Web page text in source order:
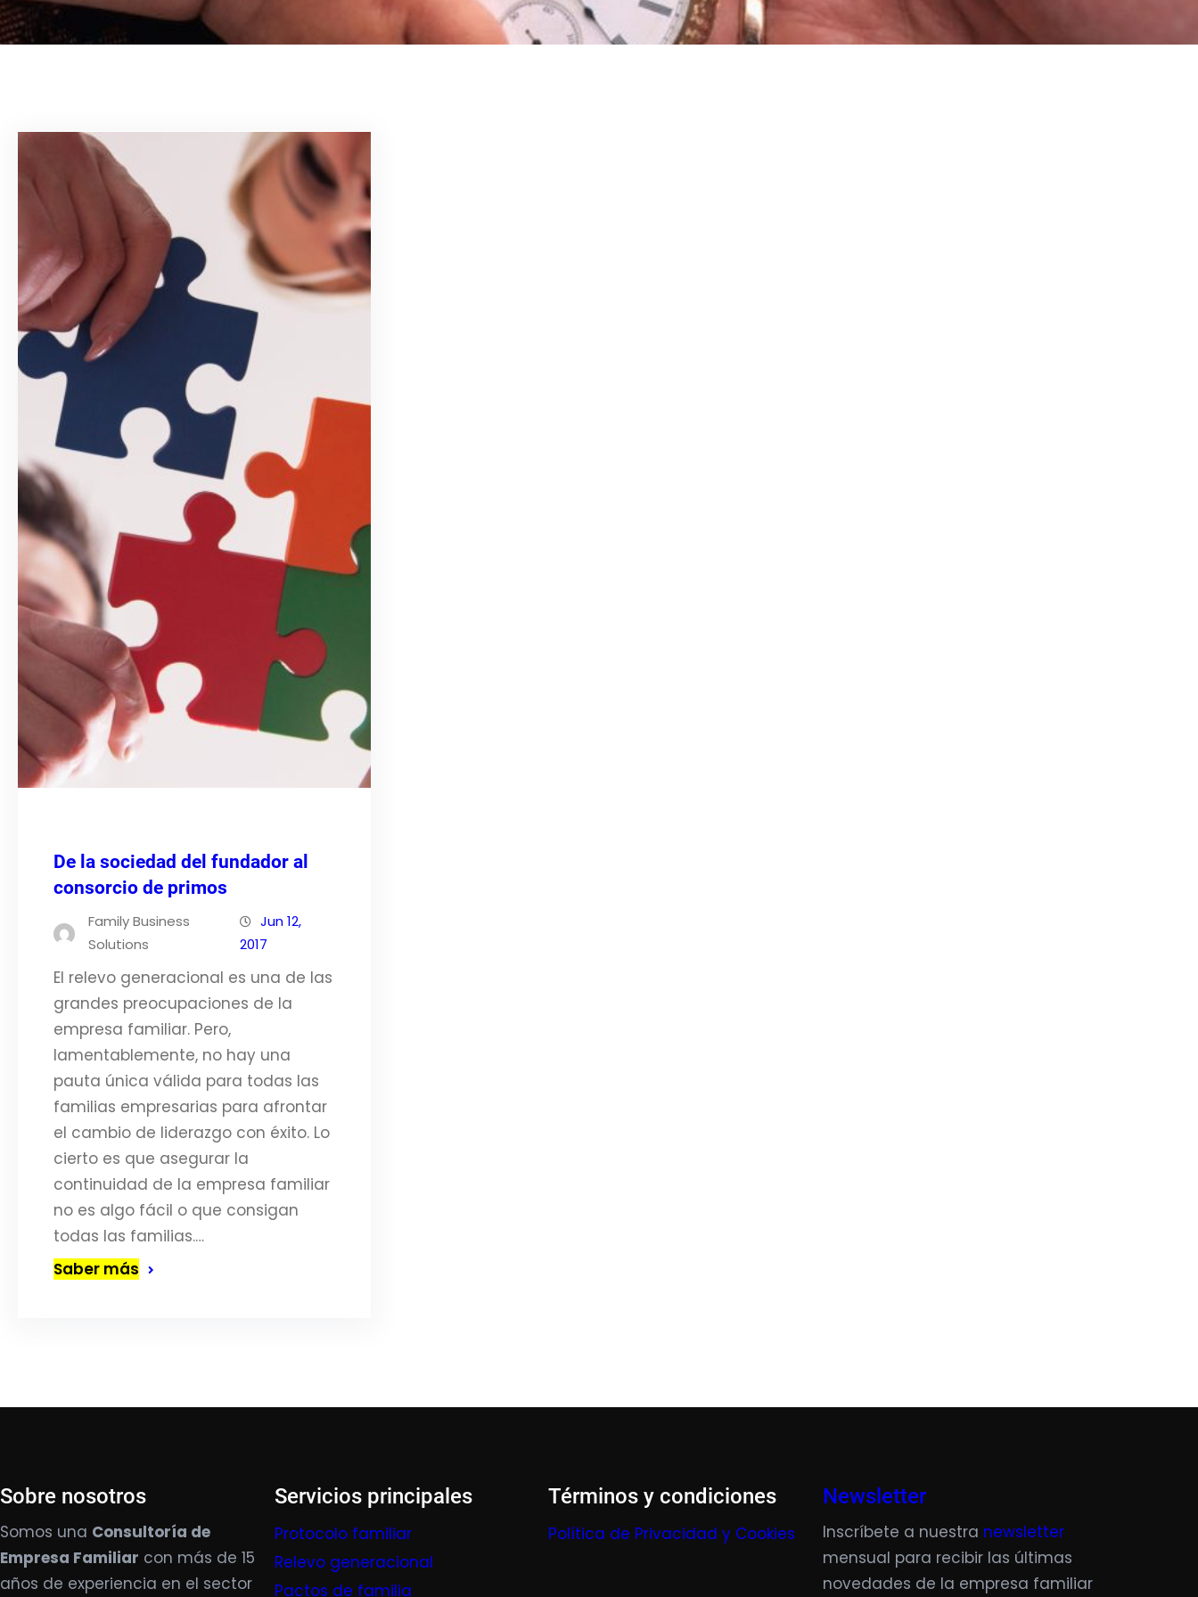
De la sociedad del fundador al
consorcio de primos
Family Business
Solutions
Jun 12,
2017
El relevo generacional es una de las
grandes preocupaciones de la
empresa familiar. Pero,
lamentablemente, no hay una
pauta única válida para todas las
familias empresarias para afrontar
el cambio de liderazgo con éxito. Lo
cierto es que asegurar la
continuidad de la empresa familiar
no es algo fácil o que consigan
todas las familias.…
Saber más
Sobre nosotros
Somos una Consultoría de
Empresa Familiar con más de 15
años de experiencia en el sector
Servicios principales
Protocolo familiar
Relevo generacional
Pactos de familia
Términos y condiciones
Política de Privacidad y Cookies
Newsletter
Inscríbete a nuestra newsletter
mensual para recibir las últimas
novedades de la empresa familiar